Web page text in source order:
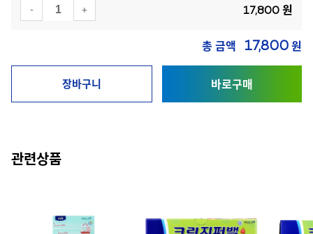
- + 17,800 원
총 금액 17,800원
장바구니 바로구매
관련상품